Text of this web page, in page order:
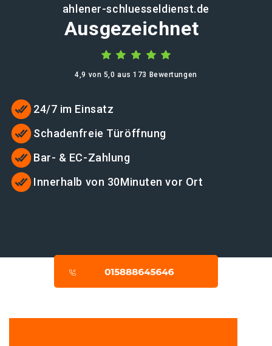
ahlener-schluesseldienst.de
Ausgezeichnet
4,9 von 5,0 aus 173 Bewertungen
24/7 im Einsatz
Schadenfreie Türöffnung
Bar- & EC-Zahlung
Innerhalb von 30Minuten vor Ort